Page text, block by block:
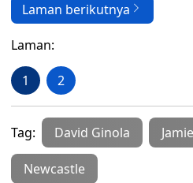
Laman berikutnya
Laman:
1 2
Tag: David Ginola
Newcastle